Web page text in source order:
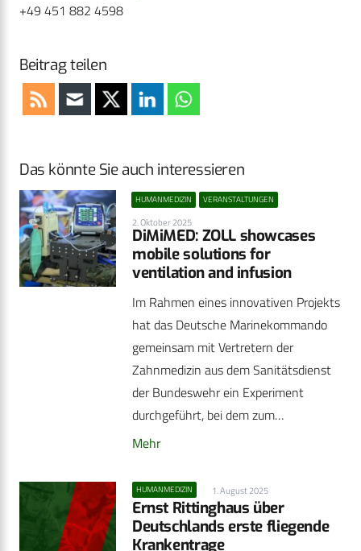
+49 451 882 4598
Beitrag teilen
Das könnte Sie auch interessieren
HUMANMEDIZIN VERANSTALTUNGEN
2. Oktober 2025
DiMiMED: ZOLL showcases
mobile solutions for
ventilation and infusion
Im Rahmen eines innovativen Projekts
hat das Deutsche Marinekommando
gemeinsam mit Vertretern der
Zahnmedizin aus dem Sanitätsdienst
der Bundeswehr ein Experiment
durchgeführt, bei dem zum…
Mehr
HUMANMEDIZIN 1. August 2025
Ernst Rittinghaus über
Deutschlands erste fliegende
Krankentrage